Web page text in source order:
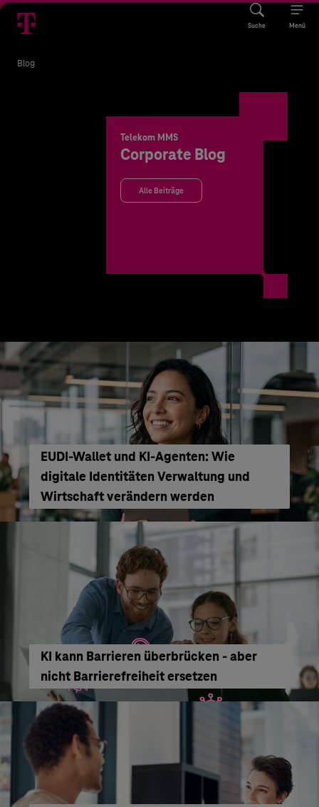
Suche Menü
Blog
Telekom MMS
Corporate Blog
Alle Beiträge
EUDI-Wallet und KI-Agenten: Wie
digitale Identitäten Verwaltung und
Wirtschaft verändern werden
KI kann Barrieren überbrücken - aber
nicht Barrierefreiheit ersetzen